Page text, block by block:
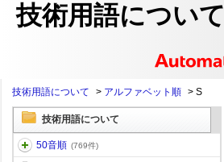
技術用語について
技術用語について > アルファベット順 > S
技術用語について
50音順 (769件)